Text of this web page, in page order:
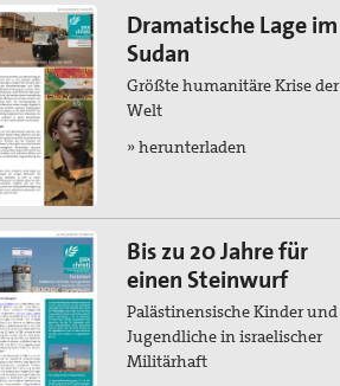
Dramatische Lage im
Sudan
Größte humanitäre Krise der
Welt
» herunterladen
Bis zu 20 Jahre für
einen Steinwurf
Palästinensische Kinder und
Jugendliche in israelischer
Militärhaft